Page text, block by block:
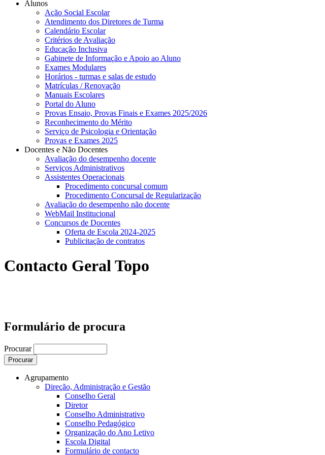
Alunos
Ação Social Escolar
Atendimento dos Diretores de Turma
Calendário Escolar
Critérios de Avaliação
Educação Inclusiva
Gabinete de Informação e Apoio ao Aluno
Exames Modulares
Horários - turmas e salas de estudo
Matrículas / Renovação
Manuais Escolares
Portal do Aluno
Provas Ensaio, Provas Finais e Exames 2025/2026
Reconhecimento do Mérito
Serviço de Psicologia e Orientação
Provas e Exames 2025
Docentes e Não Docentes
Avaliação do desempenho docente
Serviços Administrativos
Assistentes Operacionais
Procedimento concursal comum
Procedimento Concursal de Regularização
Avaliação do desempenho não docente
WebMail Institucional
Concursos de Docentes
Oferta de Escola 2024-2025
Publicitação de contratos
Contacto Geral Topo
Formulário de procura
Procurar
Agrupamento
Direção, Administração e Gestão
Conselho Geral
Diretor
Conselho Administrativo
Conselho Pedagógico
Organização do Ano Letivo
Escola Digital
Formulário de contacto